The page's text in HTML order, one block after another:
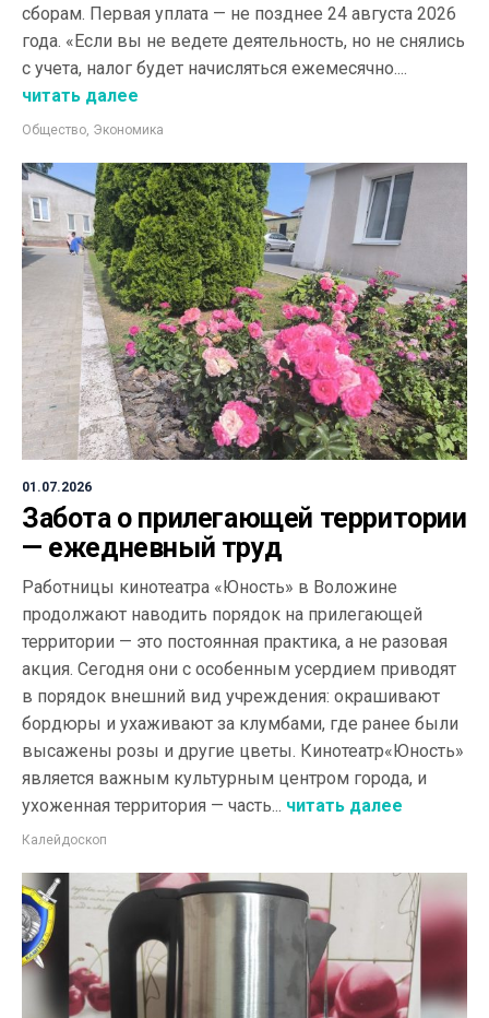
сборам. Первая уплата — не позднее 24 августа 2026
года. «Если вы не ведете деятельность, но не снялись
с учета, налог будет начисляться ежемесячно....
читать далее
Общество, Экономика
01.07.2026
Забота о прилегающей территории
— ежедневный труд
Работницы кинотеатра «Юность» в Воложине
продолжают наводить порядок на прилегающей
территории — это постоянная практика, а не разовая
акция. Сегодня они с особенным усердием приводят
в порядок внешний вид учреждения: окрашивают
бордюры и ухаживают за клумбами, где ранее были
высажены розы и другие цветы. Кинотеатр«Юность»
является важным культурным центром города, и
ухоженная территория — часть... читать далее
Калейдоскоп